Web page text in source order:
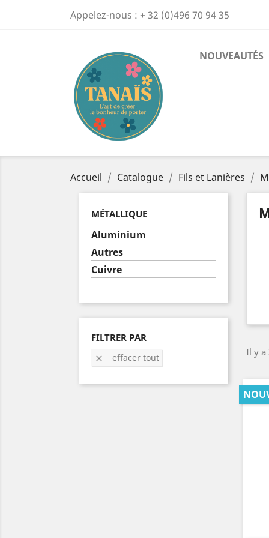
Appelez-nous : + 32 (0)496 70 94 35
NOUVEAUTÉS
Accueil Catalogue Fils et Lanières
MÉTALLIQUE
Aluminium
Autres
Cuivre
FILTRER PAR
 effacer tout Il y a